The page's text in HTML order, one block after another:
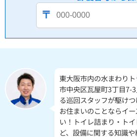
東大阪市内の水まわり
市中央区瓦屋町3丁目7-
る巡回スタッフが駆けつ
お住まいのことならイ
い！トイレ詰まり・ト
ど、設備に関する知識